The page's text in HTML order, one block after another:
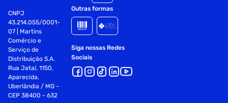
CNPJ
43.214.055/0001-
07 | Martins
Comércio e
Serviço de
Distribuição S.A.
Rua Jataí, 1150,
Aparecida,
Uberlândia / MG -
CEP 38400 - 632
Outras formas
Siga nossas Redes
Sociais